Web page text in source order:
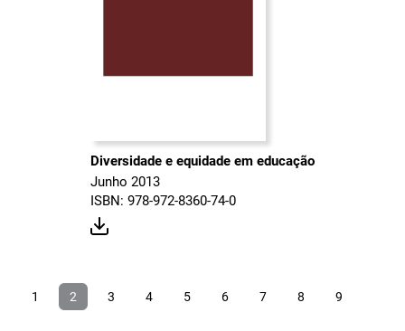
Diversidade e equidade em educação
Junho 2013
ISBN: 978-972-8360-74-0
1 2 3 4 5 6 7 8 9